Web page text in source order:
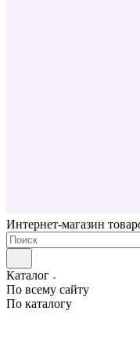
Интернет-магазин
Каталог
По всему сайту
По каталогу